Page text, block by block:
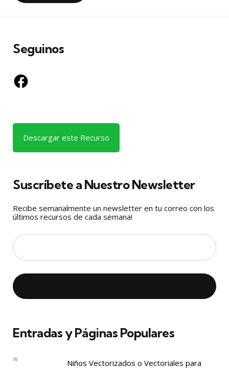
Seguinos
Facebook
Descargar este Recurso
Suscríbete a Nuestro Newsletter
Recibe semanalmente un newsletter en tu correo con los
últimos recursos de cada semana!
Entradas y Páginas Populares
Niños Vectorizados o Vectoriales para